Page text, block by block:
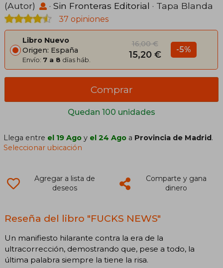
(Autor)
· Sin Fronteras Editorial · Tapa Blanda
37 opiniones
Libro Nuevo
Origen: España
Envío: 7 a 8 días háb.
16,00 €
15,20 € -5%
Quedan 100 unidades
Comprar
Llega entre el 19 Ago y el 24 Ago a Provincia de Madrid.
Seleccionar ubicación
Agregar a lista de
deseos
Comparte y gana
dinero
Reseña del libro "FUCKS NEWS"
Un manifiesto hilarante contra la era de la
ultracorrección, demostrando que, pese a todo, la
última palabra siempre la tiene la risa.